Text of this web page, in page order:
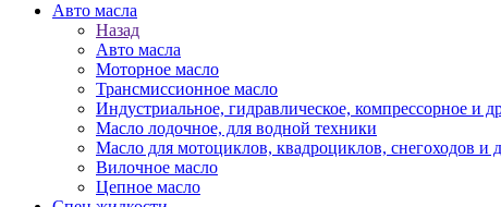
Авто масла
Назад
Авто масла
Моторное масло
Трансмиссионное масло
Индустриальное, гидравлическое, компрессорное и
Масло лодочное, для водной техники
Масло для мотоциклов, квадроциклов, снегоходов и
Вилочное масло
Цепное масло